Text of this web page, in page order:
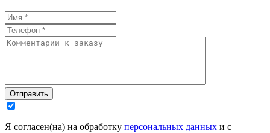
Отправить
Я согласен(на) на обработку персональных данных и с